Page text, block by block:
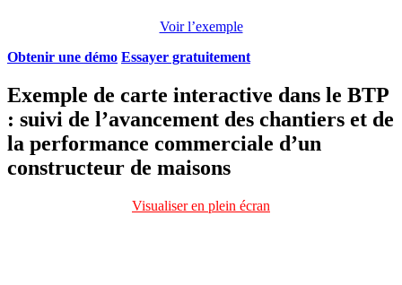
Voir l’exemple
Obtenir une démo Essayer gratuitement
Exemple de carte interactive dans le BTP
: suivi de l’avancement des chantiers et de
la performance commerciale d’un
constructeur de maisons
Visualiser en plein écran